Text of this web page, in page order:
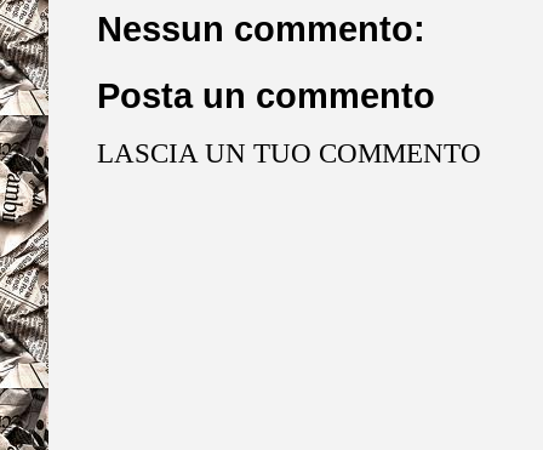
Nessun commento:
Posta un commento
LASCIA UN TUO COMMENTO